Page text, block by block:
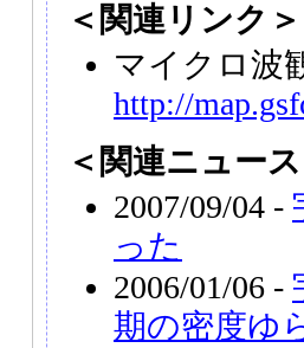
＜関連リンク＞
マイクロ波
http://
＜関連ニュース
2007/09/04 -
った
2006/01/06 -
期の密度ゆ